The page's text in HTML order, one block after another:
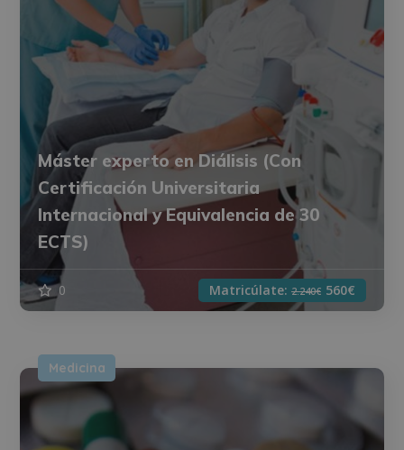
Máster experto en Diálisis (Con
Certificación Universitaria
Internacional y Equivalencia de 30
ECTS)
0 Matricúlate: 2.240€ 560€
Medicina